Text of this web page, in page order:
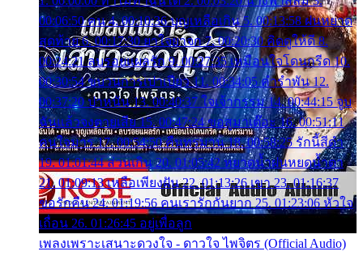
00:06:50 คน 4. 00:10:36 บุญเหลือเกิน 5. 00:13:58 ฝนหยาด
สุดท้าย 6. 00:17:30 ยาใจยาจก 7. 00:20:30 คิดดูให้ดี 8.
00:24:21 ลบรอยแผลรัก 9. 00:27:35 เหมือนใจโดนกรีด 10.
00:30:54 ขบวนการเปาเปียว 11. 00:34:05 คำรำพัน 12.
00:37:20 ปาหนัน 13. 00:40:37 ใจเจ้ากรรม 14. 00:44:15 จูบ
ฉันแล้วจงตายเสีย 15. 00:47:24 ขอสูมาเต๊อะ 16. 00:51:11
คนใจมาร 17. 00:54:50 คืนทรมาน 18. 00:58:25 รักนี้สีดำ
19. 01:01:44 ส่วนเกิน 20. 01:05:42 หยาดน้ำฝนหยดน้ำตา
21. 01:09:13 เหลือเพียงฝัน 22. 01:13:26 เขา 23. 01:16:37
ขอรักคืน 24. 01:19:56 คนเรารักกันยาก 25. 01:23:06 หัวใจ
เถื่อน 26. 01:26:45 อยู่เพื่อลูก
เพลงเพราะเสนาะดวงใจ - ดาวใจ ไพจิตร (Official Audio)